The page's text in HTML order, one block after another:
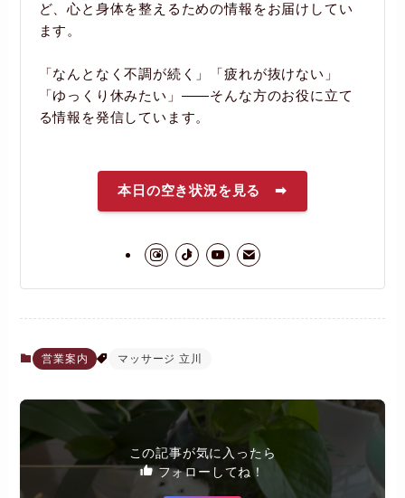
ど、心と身体を整えるための情報をお届けしてい
ます。
「なんとなく不調が続く」「疲れが抜けない」
「ゆっくり休みたい」――そんな方のお役に立て
る情報を発信しています。
本日の空き状況を見る ➡
営業案内 マッサージ 立川
この記事が気に入ったら
フォローしてね！